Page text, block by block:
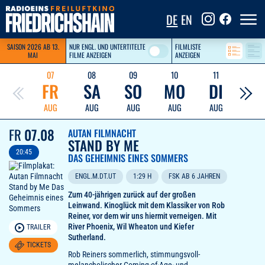
DE EN
SAISON 2026 AB 13.
MAI
NUR ENGL. UND UNTER­TITELTE
FILME ANZEIGEN
FILMLISTE
ANZEIGEN
07
FR
AUG
08
SA
AUG
09
SO
AUG
10
MO
AUG
11
DI
AUG
MI
FR 07.08
20:45
TRAILER
TICKETS
AUTAN FILMNACHT
STAND BY ME
DAS GEHEIMNIS EINES SOMMERS
ENGL.M.DT.UT 1:29 H FSK AB 6 JAHREN
Zum 40-jährigen zurück auf der großen
Leinwand. Kinoglück mit dem Klassiker von Rob
Reiner, vor dem wir uns hiermit verneigen. Mit
River Phoenix, Wil Wheaton und Kiefer
Sutherland.
Rob Reiners sommerlich, stimmungsvoll-